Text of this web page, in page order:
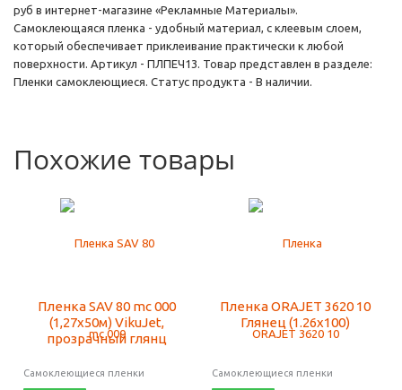
руб в интернет-магазине «Рекламные Материалы».
Самоклеющаяся пленка - удобный материал, с клеевым слоем,
который обеспечивает приклеивание практически к любой
поверхности. Артикул - ПЛПЕЧ13. Товар представлен в разделе:
Пленки самоклеющиеся. Статус продукта - В наличии.
Похожие товары
Пленка SAV 80 mc 000
(1,27х50м) VikuJet,
прозрачный глянц
Самоклеющиеся пленки
Пленка ORAJET 3620 10
Глянец (1.26х100)
Самоклеющиеся пленки